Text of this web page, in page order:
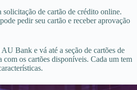
de cartão de crédito online.
pedir seu cartão e receber aprovação
Bank e vá até a seção de cartões de
com os cartões disponíveis. Cada um tem